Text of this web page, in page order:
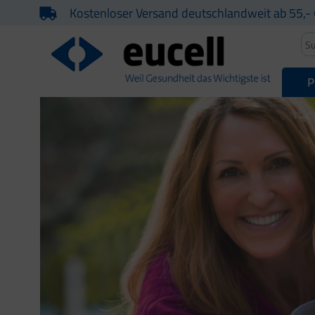
Kostenloser Versand deutschlandweit ab 55,-